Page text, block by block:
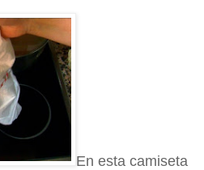
En esta camiseta